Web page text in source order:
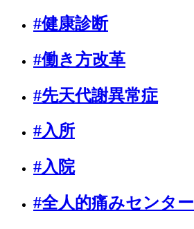
#健康診断
#働き方改革
#先天代謝異常症
#入所
#入院
#全人的痛みセンター